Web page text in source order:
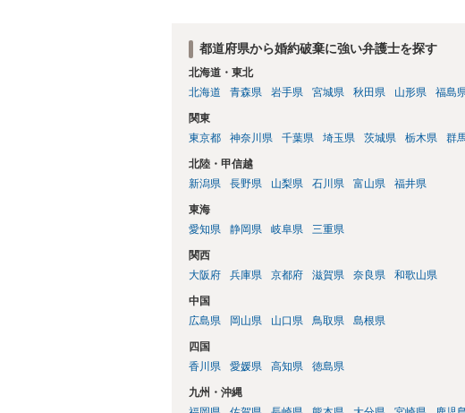
ることによって、「これをもってお互いに今後一切
上記はあくまでも一般論としての回答となります。
かと存じます。 弁護士に相談すべき事案かと存じま
す。
都道府県から婚約破棄に強い弁護士を探す
北海道・東北
北海道
青森県 岩手県 宮城県 秋田県 山形県 福島
関東
東京都
神奈川県 千葉県 埼玉県 茨城県 栃木県 群
北陸・甲信越
新潟県
長野県 山梨県 石川県 富山県 福井県
東海
愛知県
静岡県 岐阜県 三重県
関西
大阪府
兵庫県 京都府 滋賀県 奈良県 和歌山県
中国
広島県
岡山県 山口県 鳥取県 島根県
四国
香川県
愛媛県 高知県 徳島県
九州・沖縄